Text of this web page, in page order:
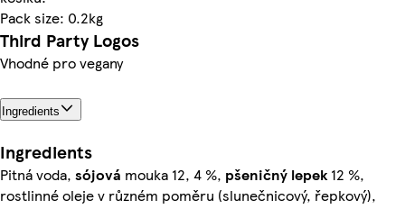
Pack size: 0.2kg
Third Party Logos
Vhodné pro vegany
Ingredients
Ingredients
Pitná voda, sójová mouka 12, 4 %, pšeničný lepek12 %,
rostlinné oleje v různém poměru (slunečnicový, řepkový),